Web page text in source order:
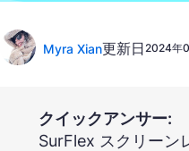
Myra Xian更新日2024年
クイックアンサー:
SurFlex スクリーン